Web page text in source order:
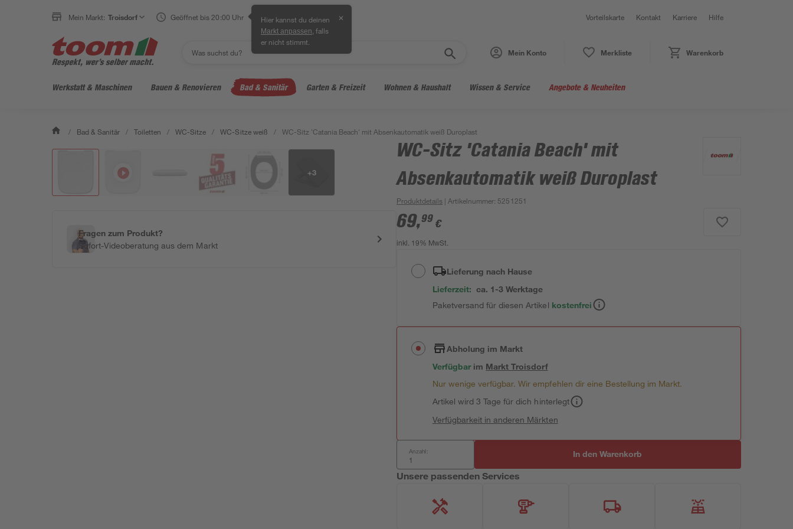
Mein Markt: Troisdorf Geöffnet bis 20:00 Uhr Hier kannst du deinen
Markt anpassen , falls
er nicht stimmt.
✕ Vorteilskarte Kontakt Karriere Hilfe
Mein Konto Merkliste Warenkorb
Werkstatt & Maschinen Bauen & Renovieren Bad & Sanitär Garten & Freizeit Wohnen & Haushalt Wissen & Service Angebote & Neuheiten
/ Bad & Sanitär / Toiletten / WC-Sitze / WC-Sitze weiß / WC-Sitz 'Catania Beach' mit Absenkautomatik weiß Duroplast
+3
Fragen zum Produkt?
Sofort-Videoberatung aus dem Markt
WC-Sitz 'Catania Beach' mit
Absenkautomatik weiß Duroplast
Produktdetails | Artikelnummer: 5251251
69,99 €
inkl. 19% MwSt.
Lieferung nach Hause
Lieferzeit: ca. 1-3 Werktage
Paketversand für diesen Artikel kostenfrei
Abholung im Markt
Verfügbar im MarktTroisdorf
Nur wenige verfügbar. Wir empfehlen dir eine Bestellung im Markt.
Artikel wird 3 Tage für dich hinterlegt
Verfügbarkeit in anderen Märkten
Anzahl: In den Warenkorb
Unsere passenden Services